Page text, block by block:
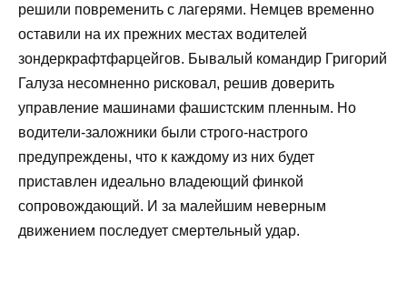
решили повременить с лагерями. Немцев временно
оставили на их прежних местах водителей
зондеркрафтфарцейгов. Бывалый командир Григорий
Галуза несомненно рисковал, решив доверить
управление машинами фашистским пленным. Но
водители-заложники были строго-настрого
предупреждены, что к каждому из них будет
приставлен идеально владеющий финкой
сопровождающий. И за малейшим неверным
движением последует смертельный удар.